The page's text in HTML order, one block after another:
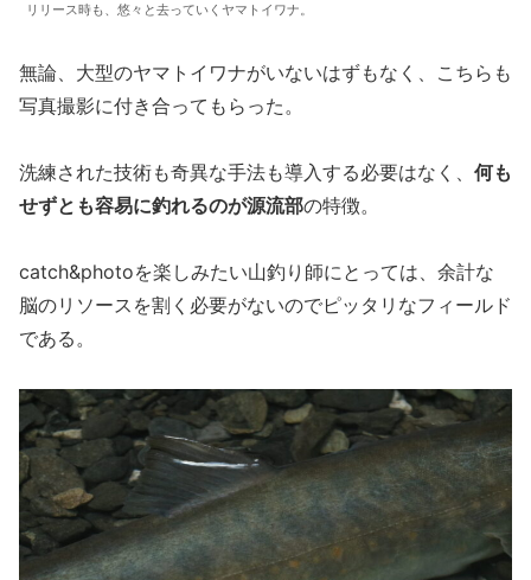
リリース時も、悠々と去っていくヤマトイワナ。
無論、大型のヤマトイワナがいないはずもなく、こちらも
写真撮影に付き合ってもらった。
洗練された技術も奇異な手法も導入する必要はなく、 何も
せずとも容易に釣れるのが源流部の特徴。
catch&photoを楽しみたい山釣り師にとっては、余計な
脳のリソースを割く必要がないのでピッタリなフィールド
である。